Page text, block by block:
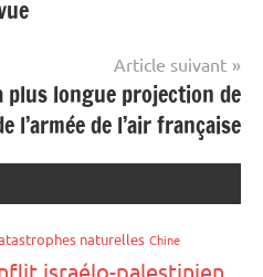
Article suivant
plus longue projection de
l’armée de l’air française
naturelles Chine
israélo-palestinien